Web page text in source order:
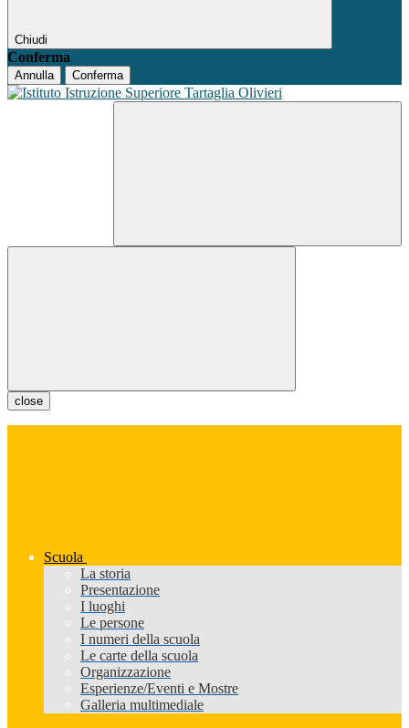
Chiudi
Conferma
Annulla Conferma
close
Scuola
La storia
Presentazione
I luoghi
Le persone
I numeri della scuola
Le carte della scuola
Organizzazione
Esperienze/Eventi e Mostre
Galleria multimediale